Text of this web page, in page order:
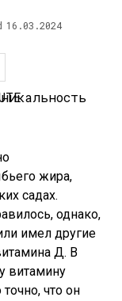
16.03.2024
жира,
садах.
однако,
имел другие
Д. В
витамину
что он